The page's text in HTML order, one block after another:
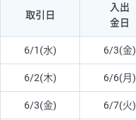
取引日
入出
金日
6/1(水) 6/3(金)
6/2(木) 6/6(月)
6/3(金) 6/7(火)